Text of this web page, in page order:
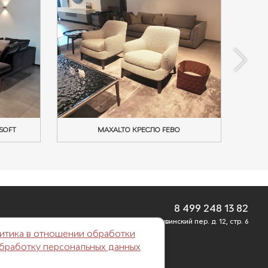
MAXALTO КРЕСЛО FEBO
в отношении обработки
персональных данных
8 499 248 13 82
г. Москва, Б. Саввинский пер. д. 12, стр. 6